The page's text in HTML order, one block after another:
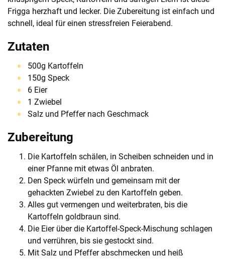
Frigga herzhaft und lecker. Die Zubereitung ist einfach und
schnell, ideal für einen stressfreien Feierabend.
Zutaten
500g Kartoffeln
150g Speck
6 Eier
1 Zwiebel
Salz und Pfeffer nach Geschmack
Zubereitung
Die Kartoffeln schälen, in Scheiben schneiden und in
einer Pfanne mit etwas Öl anbraten.
Den Speck würfeln und gemeinsam mit der
gehackten Zwiebel zu den Kartoffeln geben.
Alles gut vermengen und weiterbraten, bis die
Kartoffeln goldbraun sind.
Die Eier über die Kartoffel-Speck-Mischung schlagen
und verrühren, bis sie gestockt sind.
Mit Salz und Pfeffer abschmecken und heiß